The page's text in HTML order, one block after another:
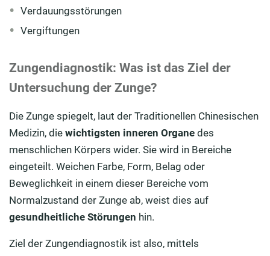
Verdauungsstörungen
Vergiftungen
Zungendiagnostik: Was ist das Ziel der
Untersuchung der Zunge?
Die Zunge spiegelt, laut der Traditionellen Chinesischen
Medizin, die wichtigsten inneren Organe des
menschlichen Körpers wider. Sie wird in Bereiche
eingeteilt. Weichen Farbe, Form, Belag oder
Beweglichkeit in einem dieser Bereiche vom
Normalzustand der Zunge ab, weist dies auf
gesundheitliche Störungen hin.
Ziel der Zungendiagnostik ist also, mittels